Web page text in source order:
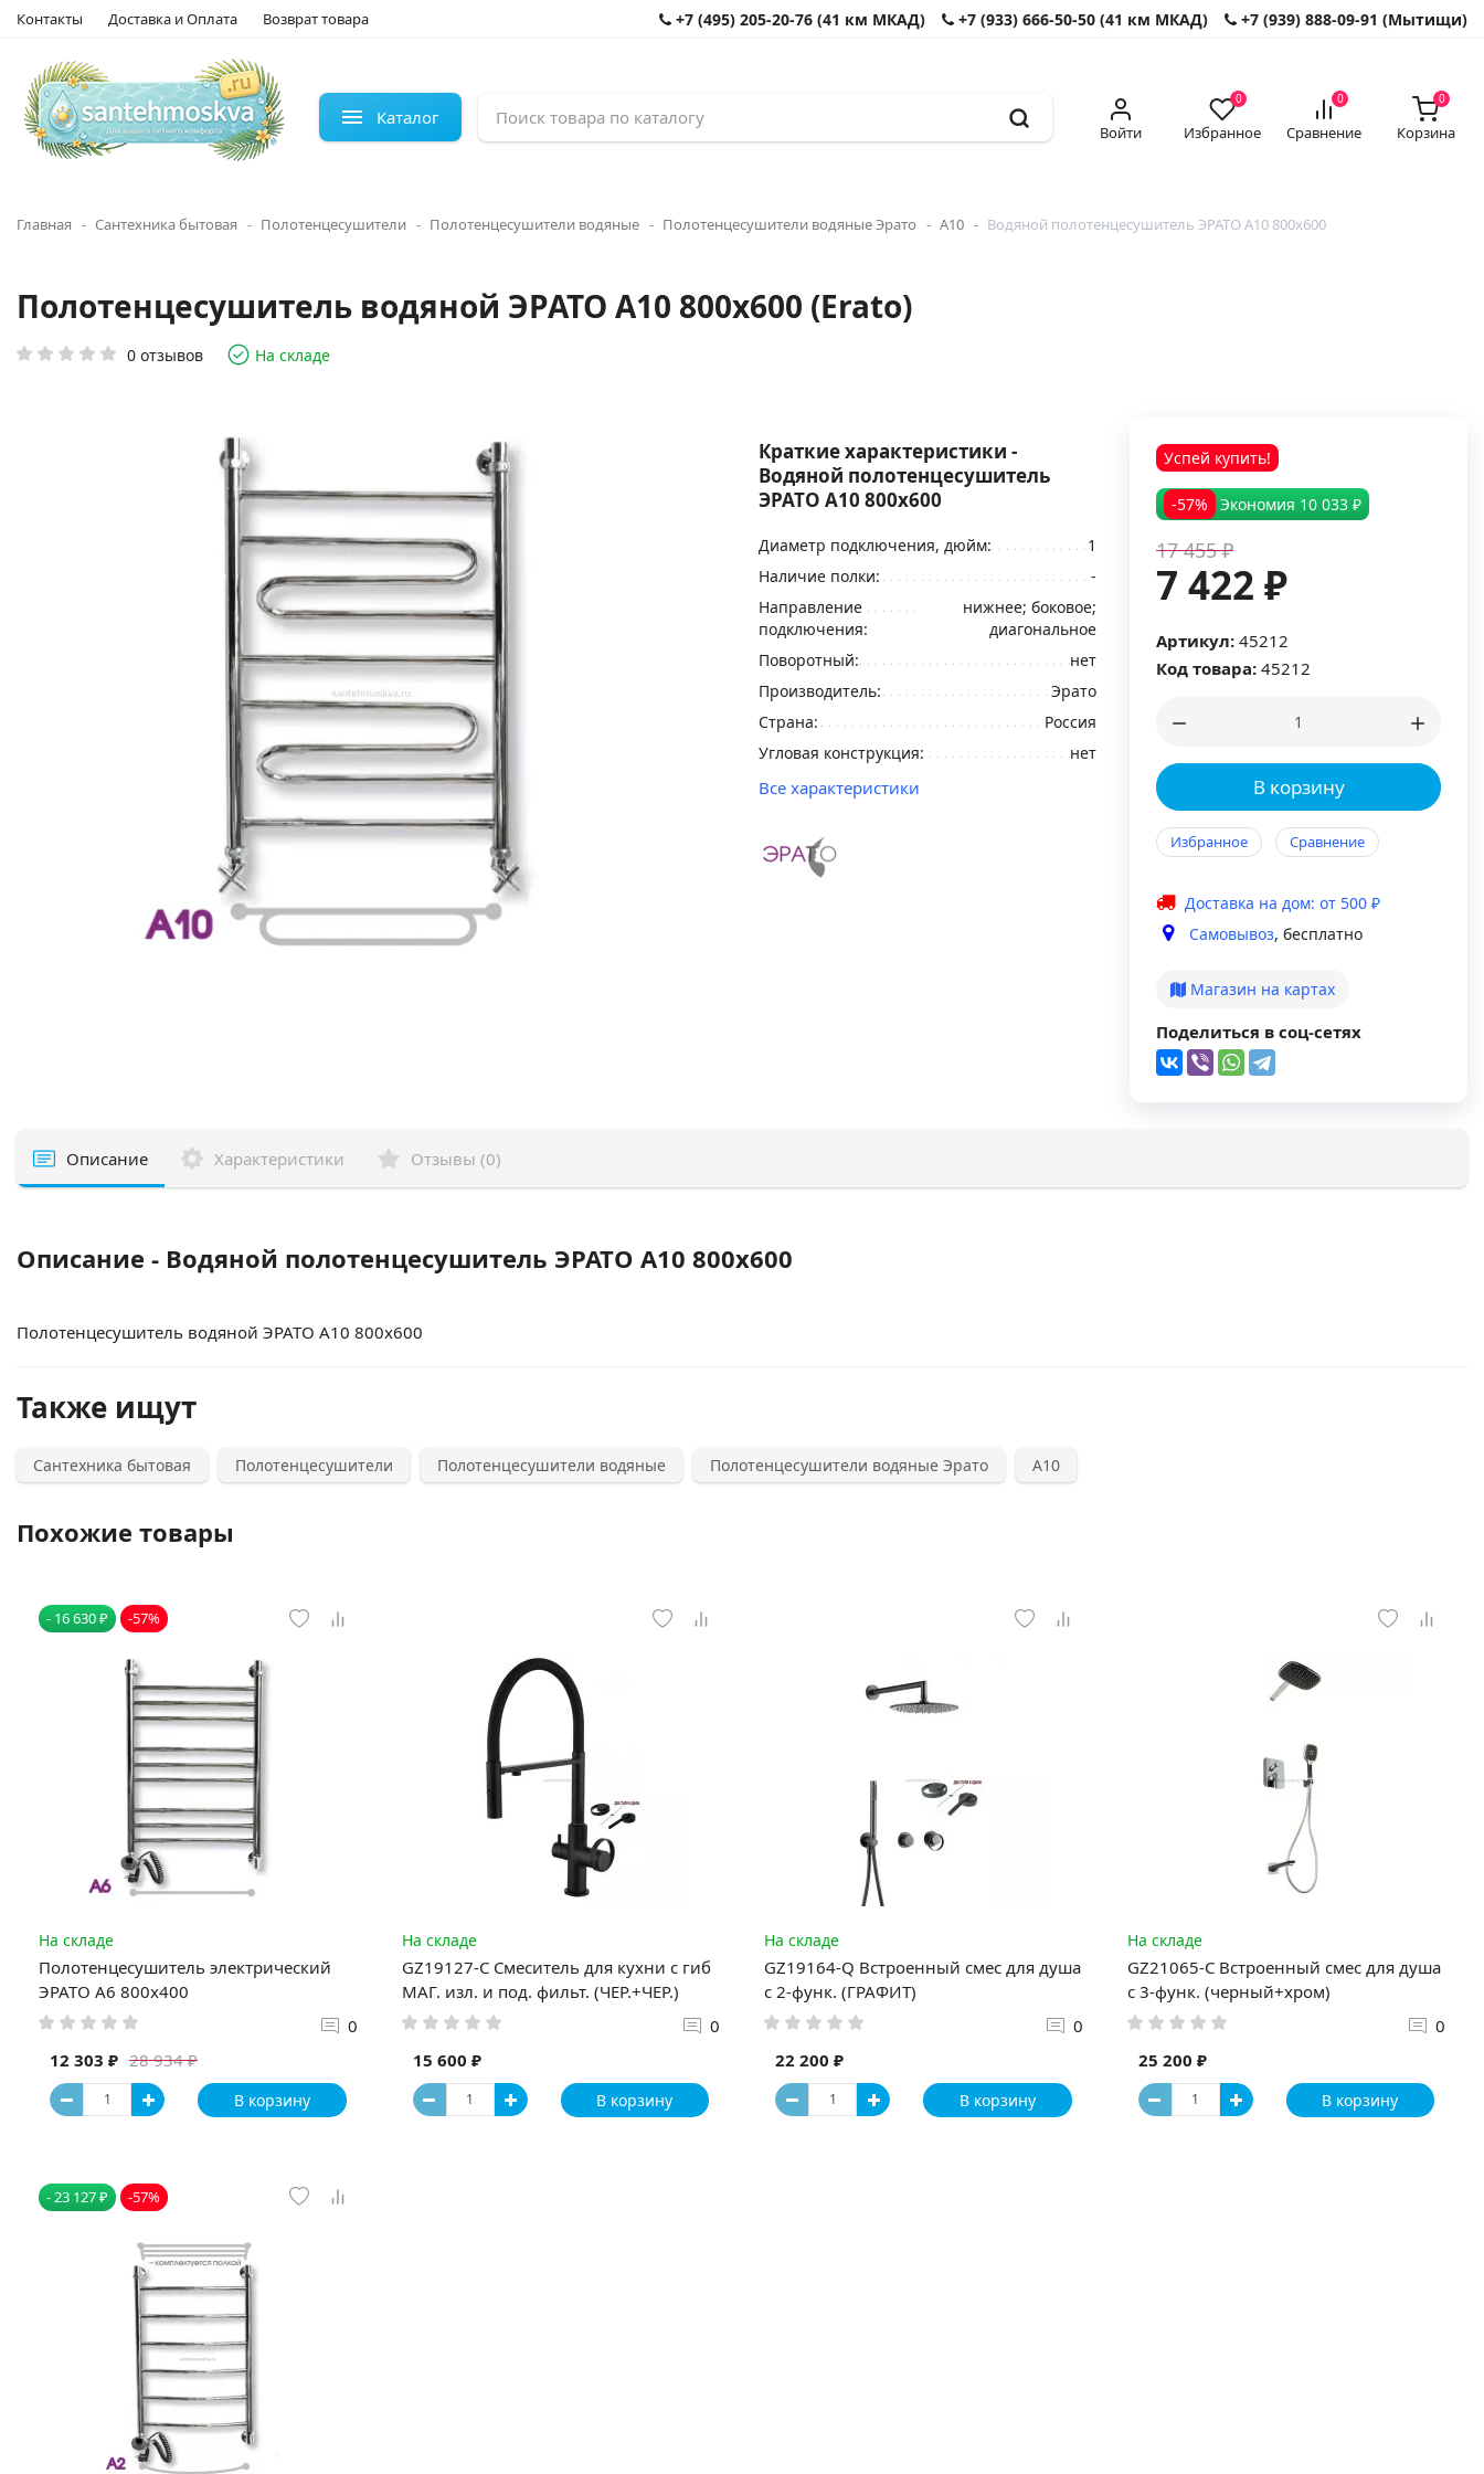
Контакты Доставка и Оплата Возврат товара +7 (495) 205-20-76 (41 км МКАД) +7 (933) 666-50-50 (41 км МКАД) +7 (939) 888-09-91 (Мытищи)
Каталог
Войти
0
Избранное
0
Сравнение
0
Корзина
Главная Сантехника бытовая Полотенцесушители Полотенцесушители водяные Полотенцесушители водяные Эрато А10 Водяной полотенцесушитель ЭРАТО А10 800x600
Полотенцесушитель водяной ЭРАТО А10 800x600 (Erato)
0 отзывов На складе
Успей купить!
-57% Экономия 10 033 ₽
17 455 ₽
7 422 ₽
Артикул: 45212
Код товара: 45212
В корзину
Избранное Сравнение
Доставка на дом: от 500 ₽
Самовывоз, бесплатно
Магазин на картах
Поделиться в соц-сетях
Краткие характеристики -
Водяной полотенцесушитель
ЭРАТО А10 800x600
Диаметр подключения, дюйм:
1
Наличие полки:
-
Направление
подключения:
нижнее; боковое;
диагональное
Поворотный:
нет
Производитель:
Эрато
Страна:
Россия
Угловая конструкция:
нет
Все характеристики
Описание Характеристики Отзывы (0)
Описание - Водяной полотенцесушитель ЭРАТО А10 800x600
Полотенцесушитель водяной ЭРАТО А10 800x600
Также ищут
Сантехника бытовая Полотенцесушители Полотенцесушители водяные Полотенцесушители водяные Эрато А10
Похожие товары
- 16 630 ₽ -57%
На складе
Полотенцесушитель электрический
ЭРАТО А6 800x400
0
28 934 ₽
12 303 ₽
В корзину
На складе
GZ19127-C Смеситель для кухни с гиб
МАГ. изл. и под. фильт. (ЧЕР.+ЧЕР.)
0
15 600 ₽
В корзину
На складе
GZ19164-Q Встроенный смес для душа
с 2-функ. (ГРАФИТ)
0
22 200 ₽
В корзину
На складе
GZ21065-C Встроенный смес для душа
с 3-функ. (черный+хром)
0
25 200 ₽
В корзину
- 23 127 ₽ -57%